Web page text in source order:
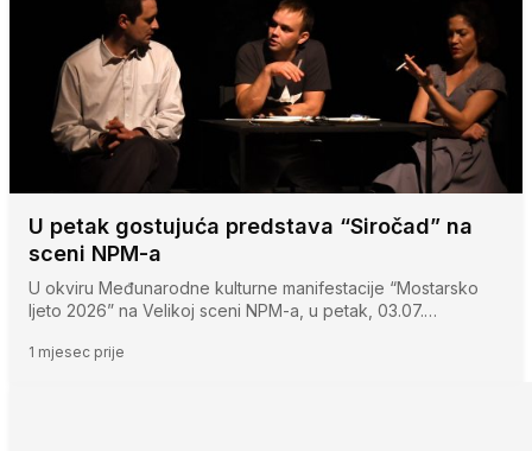
U petak gostujuća predstava “Siročad” na
sceni NPM-a
U okviru Međunarodne kulturne manifestacije “Mostarsko
ljeto 2026” na Velikoj sceni NPM-a, u petak, 03.07.…
1 mjesec prije